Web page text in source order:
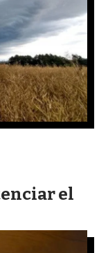
el